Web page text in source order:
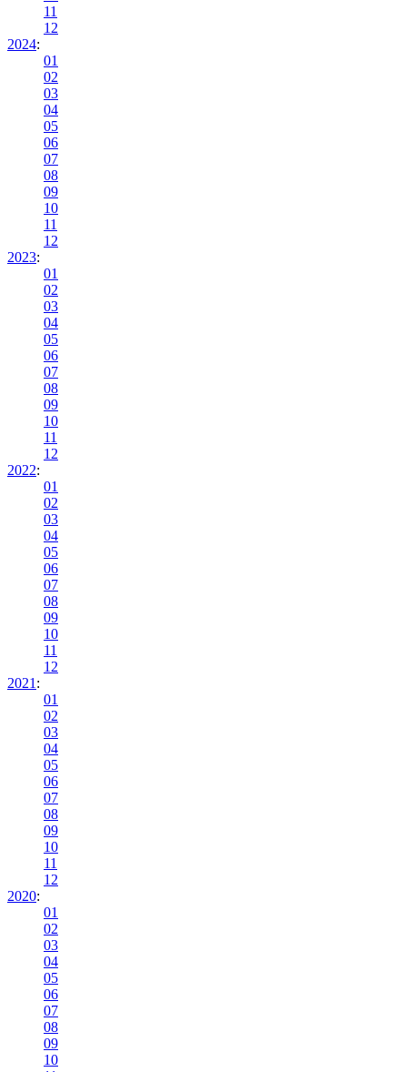
11
12
2024:
01
02
03
04
05
06
07
08
09
10
11
12
2023:
01
02
03
04
05
06
07
08
09
10
11
12
2022:
01
02
03
04
05
06
07
08
09
10
11
12
2021 :
01
02
03
04
05
06
07
08
09
10
11
12
2020:
01
02
03
04
05
06
07
08
09
10